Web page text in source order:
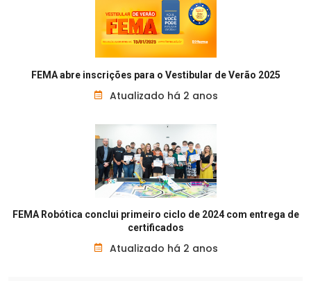
FEMA abre inscrições para o Vestibular de Verão 2025
Atualizado há 2 anos
FEMA Robótica conclui primeiro ciclo de 2024 com entrega de
certificados
Atualizado há 2 anos